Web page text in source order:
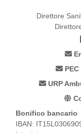
Direttore
PEC
URP
Bonifico bancario
IBAN: